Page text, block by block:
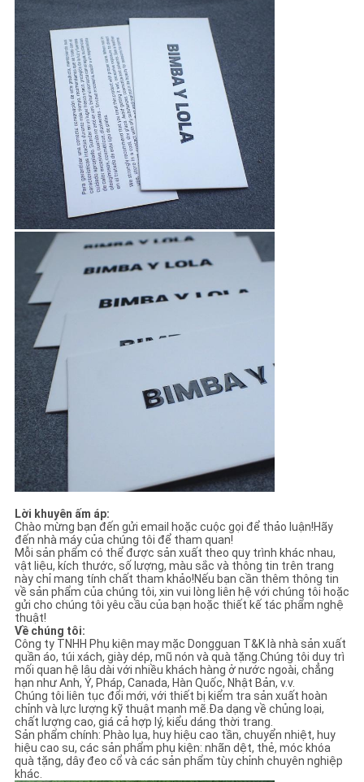
Lời khuyên ấm áp:
Chào mừng bạn đến gửi email hoặc cuộc gọi để thảo luận!Hãy
đến nhà máy của chúng tôi để tham quan!
Mỗi sản phẩm có thể được sản xuất theo quy trình khác nhau,
vật liệu, kích thước, số lượng, màu sắc và thông tin trên trang
này chỉ mang tính chất tham khảo!Nếu bạn cần thêm thông tin
về sản phẩm của chúng tôi, xin vui lòng liên hệ với chúng tôi hoặc
gửi cho chúng tôi yêu cầu của bạn hoặc thiết kế tác phẩm nghệ
thuật!
Về chúng tôi:
Công ty TNHH Phụ kiện may mặc Dongguan T&K là nhà sản xuất
quần áo, túi xách, giày dép, mũ nón và quà tặng.Chúng tôi duy trì
mối quan hệ lâu dài với nhiều khách hàng ở nước ngoài, chẳng
hạn như Anh, Ý, Pháp, Canada, Hàn Quốc, Nhật Bản, v.v.
Chúng tôi liên tục đổi mới, với thiết bị kiểm tra sản xuất hoàn
chỉnh và lực lượng kỹ thuật mạnh mẽ.Đa dạng về chủng loại,
chất lượng cao, giá cả hợp lý, kiểu dáng thời trang.
Sản phẩm chính: Phào lụa, huy hiệu cao tần, chuyển nhiệt, huy
hiệu cao su, các sản phẩm phụ kiện: nhãn dệt, thẻ, móc khóa
quà tặng, dây đeo cổ và các sản phẩm tùy chỉnh chuyên nghiệp
khác.